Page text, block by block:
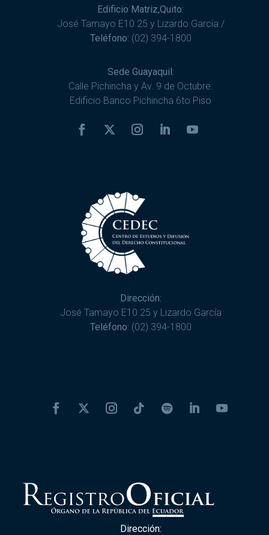
Edificio Matriz,Quito:
José Tamayo E10 25 y Lizardo García /
Teléfono: (02) 394-1800
Sede Guayaquil:
Calle Pichincha y Av. 9 de Octubre.
Edificio Banco Pichincha 6to Piso
Dirección:
José Tamayo E10 25 y Lizardo García
Teléfono: (02) 394-1800
Dirección: